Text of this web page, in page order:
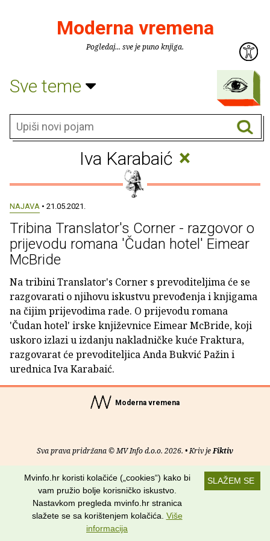
Moderna vremena
Pogledaj... sve je puno knjiga.
Sve teme
Iva Karabaić ×
NAJAVA • 21.05.2021.
Tribina Translator's Corner - razgovor o
prijevodu romana 'Čudan hotel' Eimear
McBride
Na tribini Translator's Corner s prevoditeljima će se
razgovarati o njihovu iskustvu prevođenja i knjigama
na čijim prijevodima rade. O prijevodu romana
'Čudan hotel' irske književnice Eimear McBride, koji
uskoro izlazi u izdanju nakladničke kuće Fraktura,
razgovarat će prevoditeljica Anda Bukvić Pažin i
urednica Iva Karabaić.
Moderna vremena
Sva prava pridržana © MV Info d.o.o. 2026. • Kriv jeFiktiv
O nama • Pomoć• Uvjeti korištenja• RSS kanali
SLAŽEM SE
Mvinfo.hr koristi kolačiće („cookies“) kako bi
vam pružio bolje korisničko iskustvo.
Nastavkom pregleda mvinfo.hr stranica
slažete se sa korištenjem kolačića. Više
informacija